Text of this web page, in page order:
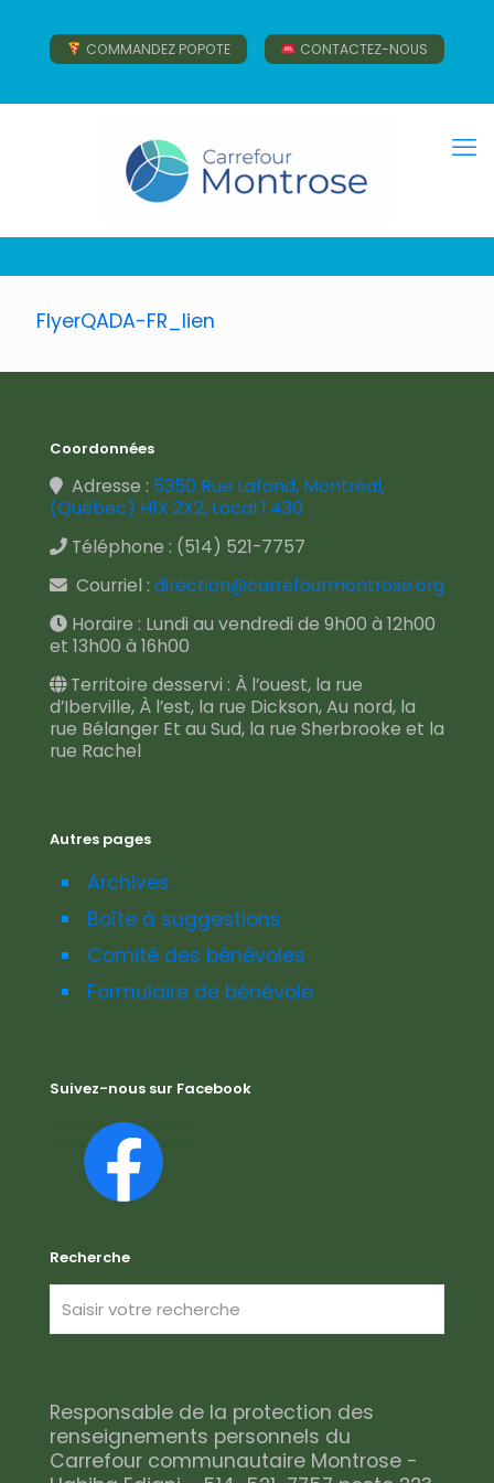
COMMANDEZ POPOTE CONTACTEZ-NOUS
FlyerQADA-FR_lien
Coordonnées
Adresse : 5350 Rue Lafond, Montréal,
(Québec) H1X 2X2, Local 1.430
Téléphone : (514) 521-7757
Courriel : direction@carrefourmontrose.org
Horaire : Lundi au vendredi de 9h00 à 12h00
et 13h00 à 16h00
Territoire desservi : À l’ouest, la rue
d’Iberville, À l’est, la rue Dickson, Au nord, la
rue Bélanger Et au Sud, la rue Sherbrooke et la
rue Rachel
Autres pages
Archives
Boîte à suggestions
Comité des bénévoles
Formulaire de bénévole
Suivez-nous sur Facebook
Recherche
Responsable de la protection des
renseignements personnels du
Carrefour communautaire Montrose -